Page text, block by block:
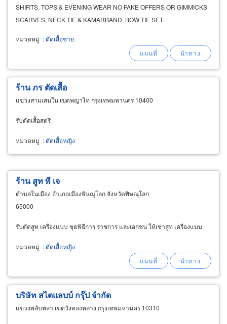
SHIRTS, TOPS & EVENING WEAR NO FAKE OFFERS OR GIMMICKS
SCARVES, NECK TIE & KAMARBAND, BOW TIE SET.
หมวดหมู่ :ตัดเสื้อชาย
ร้าน ภร ตัดเสื้อ
แขวงสามเสนใน เขตพญาไท กรุงเทพมหานคร 10400
รับตัดเสื้อสตรี
หมวดหมู่ :ตัดเสื้อหญิง
ร้าน สูท พี เจ
ตำบลในเมือง อำเภอเมืองพิษณุโลก จังหวัดพิษณุโลก
65000
รับตัดสูท เครื่องแบบ ชุดพิธีการ ราชการ และเอกชน ให้เช่าสูท เครื่องแบบ
หมวดหมู่ :ตัดเสื้อหญิง
บริษัท สไตแลบบ์ กรุ๊ป จำกัด
แขวงพลับพลา เขตวังทองหลาง กรุงเทพมหานคร 10310